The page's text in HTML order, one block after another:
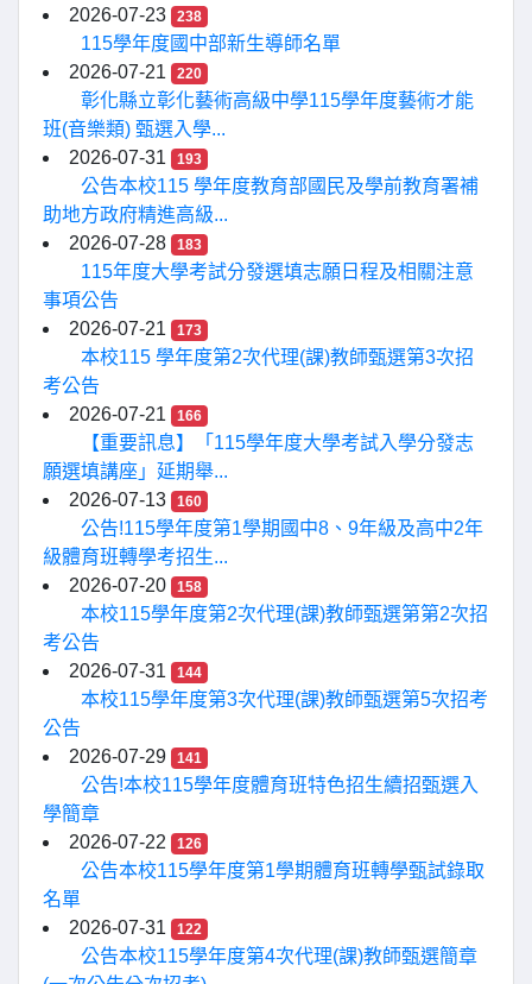
2026-07-23 238
115學年度國中部新生導師名單
2026-07-21
220
彰化縣立彰化藝術高級中學115學年度藝術才能
班(音樂類) 甄選入學...
2026-07-31
193
公告本校115 學年度教育部國民及學前教育署補
助地方政府精進高級...
2026-07-28
183
115年度大學考試分發選填志願日程及相關注意
事項公告
2026-07-21
173
本校115 學年度第2次代理(課)教師甄選第3次招
考公告
2026-07-21
166
【重要訊息】「115學年度大學考試入學分發志
願選填講座」延期舉...
2026-07-13
160
公告!115學年度第1學期國中8、9年級及高中2年
級體育班轉學考招生...
2026-07-20
158
本校115學年度第2次代理(課)教師甄選第第2次招
考公告
2026-07-31
144
本校115學年度第3次代理(課)教師甄選第5次招考
公告
2026-07-29
141
公告!本校115學年度體育班特色招生續招甄選入
學簡章
2026-07-22
126
公告本校115學年度第1學期體育班轉學甄試錄取
名單
2026-07-31
122
公告本校115學年度第4次代理(課)教師甄選簡章